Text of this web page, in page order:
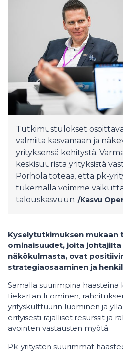
Tutkimustulokset
valmiita kasvamaan ja
yrityksensä kehitystä.
keskisuurista yrityksistä
Pörhölä toteaa, että pk-
tukemalla voimme
talouskasvuun. /Kasvu
Kyselytutkimuksen mukaan
ominaisuudet, joita
näkökulmasta, ovat
strategiaosaaminen ja
Samalla suurimpina haasteina
tiekartan luominen,
yrityskulttuurin luominen ja
erityisesti rajalliset resurssit ja
avointen vastausten myötä.
Pk-yritysten suurimmat